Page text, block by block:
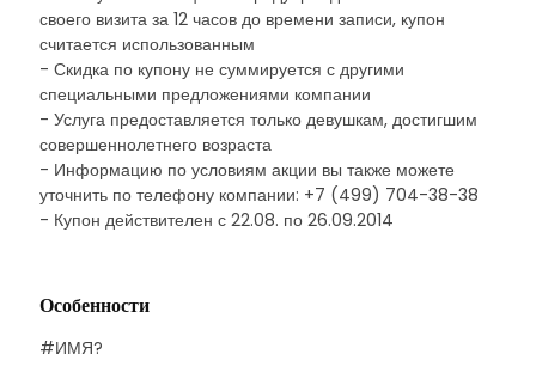
своего визита за 12 часов до времени записи, купон
считается использованным
- Скидка по купону не суммируется с другими
специальными предложениями компании
- Услуга предоставляется только девушкам, достигшим
совершеннолетнего возраста
- Информацию по условиям акции вы также можете
уточнить по телефону компании: +7 (499) 704-38-38
- Купон действителен с 22.08. по 26.09.2014
Особенности
#ИМЯ?